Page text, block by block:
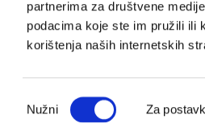
partnerima za društvene
podacima koje ste im pružili ili
korištenja naših internetskih
pristanka
Nužni Za